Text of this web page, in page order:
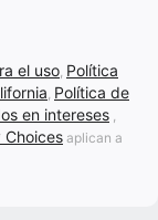
el uso, Política
, Política de
en intereses ,
Choicesaplican a